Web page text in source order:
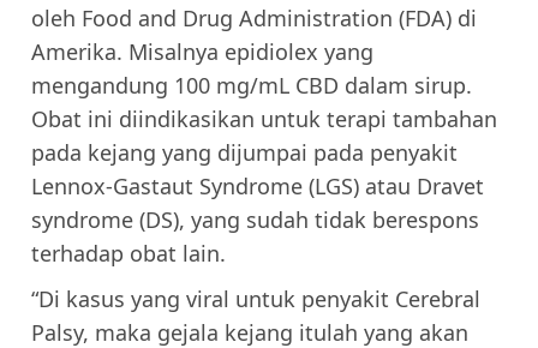
oleh Food and Drug Administration (FDA) di
Amerika. Misalnya epidiolex yang
mengandung 100 mg/mL CBD dalam sirup.
Obat ini diindikasikan untuk terapi tambahan
pada kejang yang dijumpai pada penyakit
Lennox-Gastaut Syndrome (LGS) atau Dravet
syndrome (DS), yang sudah tidak berespons
terhadap obat lain.
“Di kasus yang viral untuk penyakit Cerebral
Palsy, maka gejala kejang itulah yang akan